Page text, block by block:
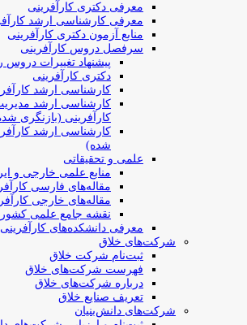
معرفی دکتری کارآفرینی
معرفی کارشناسی ارشد
منابع آزمون دکتری کارآفرینی
سرفصل دروس کارآفرینی
پیشنهاد تغییرات دروس
دکتری کارآفرینی
کارشناسی ارشد
کارشناسی ارشد
کارآفرینی (بازنگری
کارشناسی ارشد
شده)
علمی و تحقیقاتی
منابع علمی خارجی و
مقاله‌های فارسی
مقاله‌های خارجی
نقشه جامع علمی کشور
معرفی دانشکده‌های
شرکت‌های خلاق
ثبت‌نام شرکت خلاق
فهرست شرکت‌های خلاق
درباره شرکت‌های خلاق
تعریف صنایع خلاق
شرکت‌های دانش‌بنیان